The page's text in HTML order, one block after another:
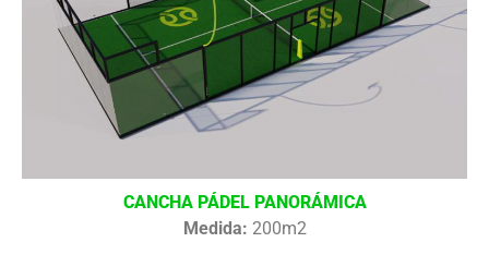
CANCHA PÁDEL PANORÁMICA
Medida: 200m2